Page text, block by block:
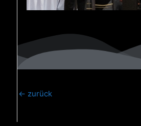
← zurück